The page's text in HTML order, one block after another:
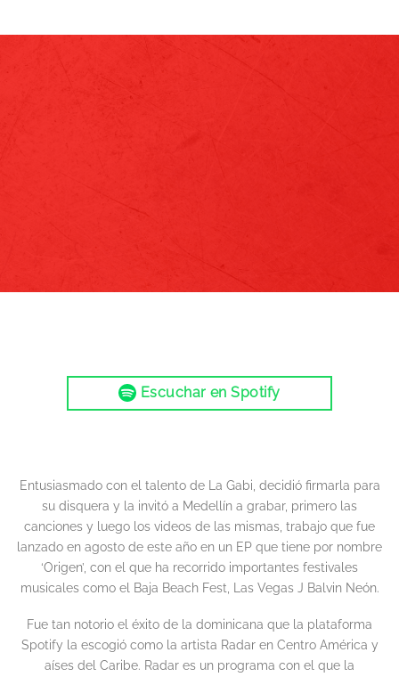
Escuchar en Spotify
Entusiasmado con el talento de La Gabi, decidió firmarla para
su disquera y la invitó a Medellín a grabar, primero las
canciones y luego los videos de las mismas, trabajo que fue
lanzado en agosto de este año en un EP que tiene por nombre
‘Origen’, con el que ha recorrido importantes festivales
musicales como el Baja Beach Fest, Las Vegas J Balvin Neón.
Fue tan notorio el éxito de la dominicana que la plataforma
Spotify la escogió como la artista Radar en Centro América y
aíses del Caribe. Radar es un programa con el que la